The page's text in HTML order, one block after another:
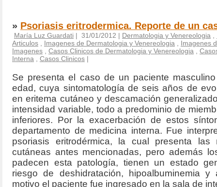
» Psoriasis eritrodermica. Reporte de un
María Luz Guardati | 31/01/2012 | Dermatologia y Venereologia
Articulos
Imagenes de Dermatologia y Venereologia
Imagenes
Imagenes
Casos Clinicos de Dermatologia y Venereologia
Interna
Casos Clinicos |
Se presenta el caso de un paciente
edad, cuya sintomatología de seis años de
en eritema cutáneo y descamación
intensidad variable, todo a predominio de
inferiores. Por la exacerbación de estos
departamento de medicina interna. Fue
psoriasis eritrodérmica, la cual presenta las
cutáneas antes mencionadas, pero además
padecen esta patología, tienen un estado
riesgo de deshidratación, hipoalbuminemia y
motivo el paciente fue ingresado en la sala de